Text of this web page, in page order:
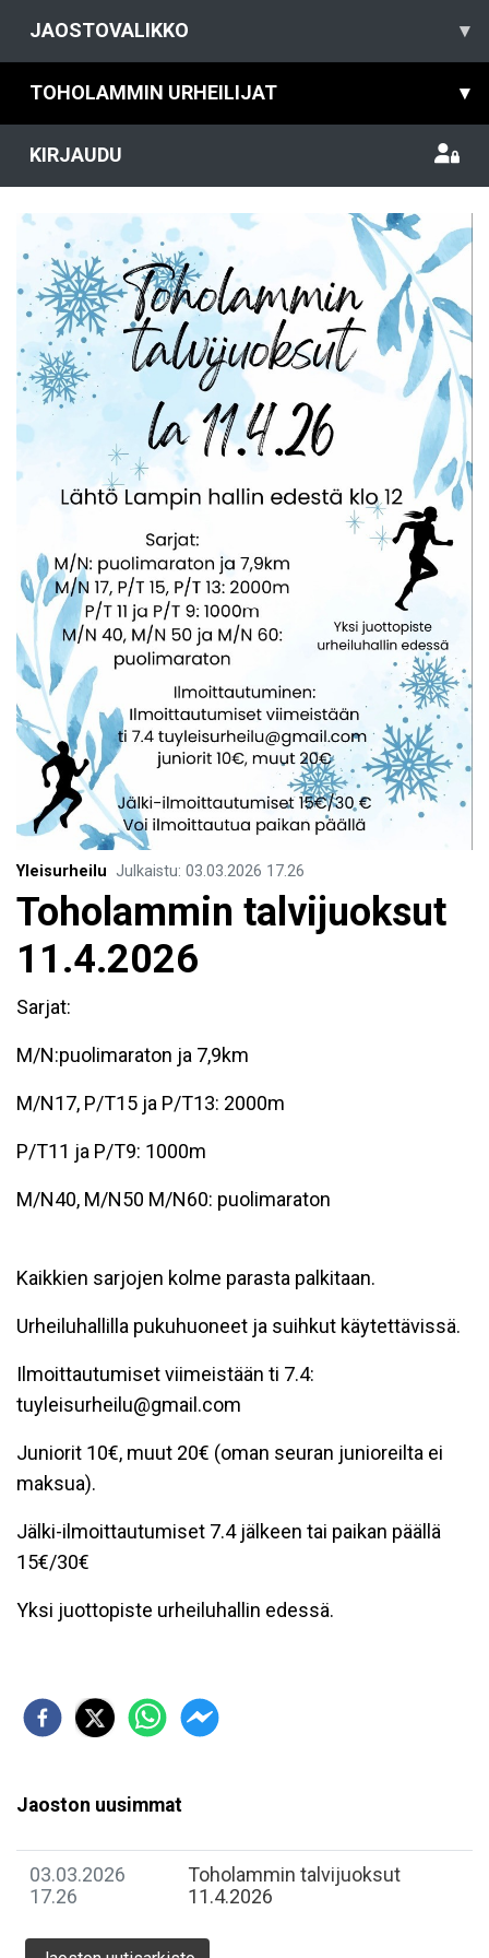
JAOSTOVALIKKO ▾
TOHOLAMMIN URHEILIJAT ▾
KIRJAUDU
Yleisurheilu Julkaistu: 03.03.2026 17.26
Toholammin talvijuoksut
11.4.2026
Sarjat:
M/N:puolimaraton ja 7,9km
M/N17, P/T15 ja P/T13: 2000m
P/T11 ja P/T9: 1000m
M/N40, M/N50 M/N60: puolimaraton
Kaikkien sarjojen kolme parasta palkitaan.
Urheiluhallilla pukuhuoneet ja suihkut käytettävissä.
Ilmoittautumiset viimeistään ti 7.4:
tuyleisurheilu@gmail.com
Juniorit 10€, muut 20€ (oman seuran junioreilta ei
maksua).
Jälki-ilmoittautumiset 7.4 jälkeen tai paikan päällä
15€/30€
Yksi juottopiste urheiluhallin edessä.
Jaoston uusimmat
03.03.2026
17.26
Toholammin talvijuoksut
11.4.2026